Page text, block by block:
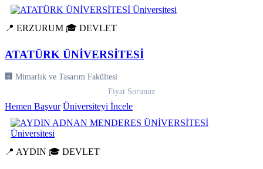
📍 ERZURUM 🎓 DEVLET
ATATÜRK ÜNİVERSİTESİ
🏢 Mimarlık ve Tasarım Fakültesi
Fiyat Sorunuz
Hemen Başvur Üniversiteyi İncele
📍 AYDIN 🎓 DEVLET